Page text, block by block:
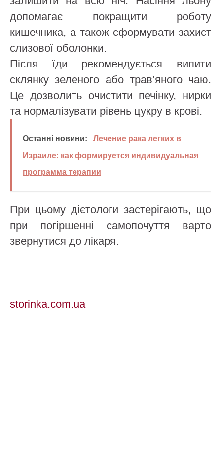
допомагає покращити роботу
кишечника, а також сформувати захист
слизової оболонки.
Після їди рекомендується випити
склянку зеленого або трав’яного чаю.
Це дозволить очистити печінку, нирки
та нормалізувати рівень цукру в крові.
Останні новини:
Лечение рака легких в
Израиле: как формируется индивидуальная
программа терапии
При цьому дієтологи застерігають, що
при погіршенні самопочуття варто
звернутися до лікаря.
storinka.com.ua